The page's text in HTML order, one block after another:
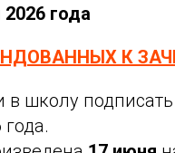
года
К
школу
года.